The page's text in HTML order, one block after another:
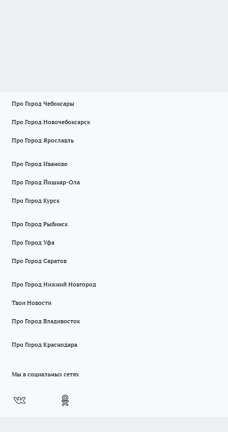
Про Город Чебоксары
Про Город Новочебоксарск
Про Город Ярославль
Про Город Иваново
Про Город Йошкар-Ола
Про Город Курск
Про Город Рыбинск
Про Город Уфа
Про Город Саратов
Про Город Нижний Новгород
Твои Новости
Про Город Владивосток
Про Город Краснодара
Мы в социальных сетях